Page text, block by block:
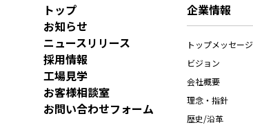
トップ
お知らせ
ニュースリリース
採用情報
工場見学
お客様相談室
お問い合わせフォーム
企業情報
トップメッセージ
ビジョン
会社概要
理念・指針
歴史/沿革